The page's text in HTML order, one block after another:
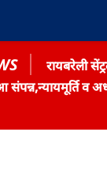
रायबरेली
व